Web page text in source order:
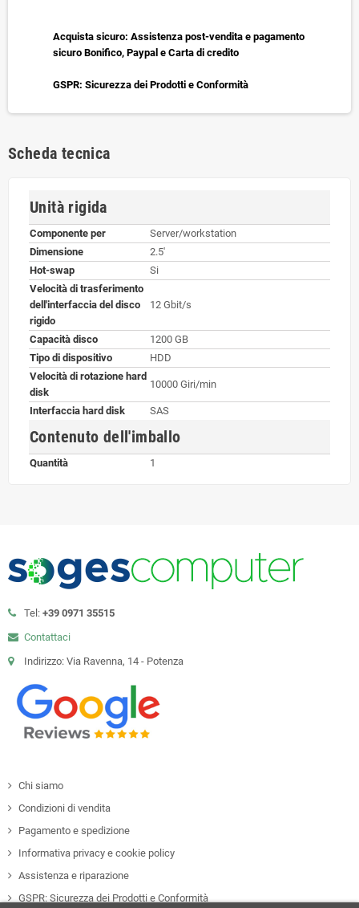
Acquista sicuro: Assistenza post-vendita e pagamento
sicuro Bonifico, Paypal e Carta di credito
GSPR: Sicurezza dei Prodotti e Conformità
Scheda tecnica
Unità rigida
Componente per
Server/workstation
Dimensione
2.5'
Hot-swap
Si
Velocità di trasferimento
dell'interfaccia del disco
rigido
12 Gbit/s
Capacità disco
1200 GB
Tipo di dispositivo
HDD
Velocità di rotazione hard
disk
10000 Giri/min
Interfaccia hard disk SAS
Contenuto dell'imballo
Quantità 1
Tel: +39 0971 35515
Contattaci
Indirizzo: Via Ravenna, 14 - Potenza
Chi siamo
Condizioni di vendita
Pagamento e spedizione
Informativa privacy e cookie policy
Assistenza e riparazione
GSPR: Sicurezza dei Prodotti e Conformità